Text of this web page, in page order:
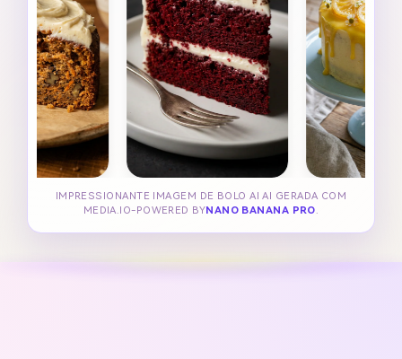
IMPRESSIONANTE IMAGEM DE BOLO AI AI GERADA COM
MEDIA.IO-POWERED BYNANO BANANA PRO.